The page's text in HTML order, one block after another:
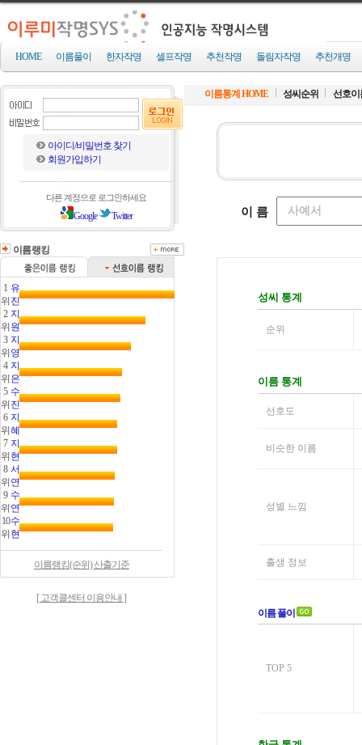
HOME 이름풀이 한자작명 셀프작명 추천작명 돌림자작명 추천개명
아이디/비밀번호 찾기
회원가입하기
다른 계정으로 로그인하세요
Google Twitter
이름랭킹
1
위
유
진
2
위
지
원
3
위
지
영
4
위
지
은
5
위
수
진
6
위
지
혜
7
위
지
현
8
위
서
연
9
위
수
연
10
위
수
현
이름랭킹(순위) 산출기준
[ 고객콜센터 이용안내 ]
이름통계 HOME 성씨순위 선호